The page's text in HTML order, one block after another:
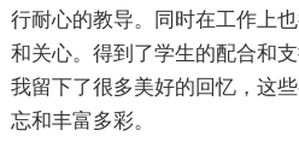
行耐心的教导。同时在工作上
和关心。得到了学生的配合和
我留下了很多美好的回忆，这
忘和丰富多彩。